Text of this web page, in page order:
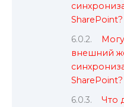
SharePoint?
внешний
SharePoint?
Что